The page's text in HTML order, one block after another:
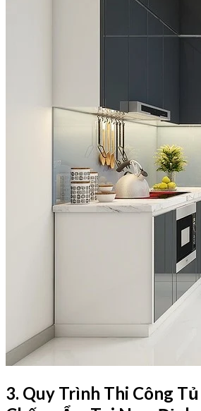
3. Quy Trình Thi Công